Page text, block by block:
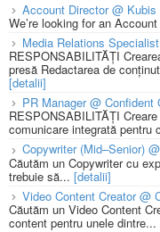
Account Director @
We’re looking for an
Media Relations
RESPONSABILITĂȚI
presă Redactarea de
[detalii]
PR Manager @ Confident
RESPONSABILITĂȚI
comunicare integrată
Copywriter (Mid–Senior)
Căutăm un Copywriter cu
trebuie să... [detalii]
Video Content Creator @
Căutăm un Video Content
content pentru unele dintre...